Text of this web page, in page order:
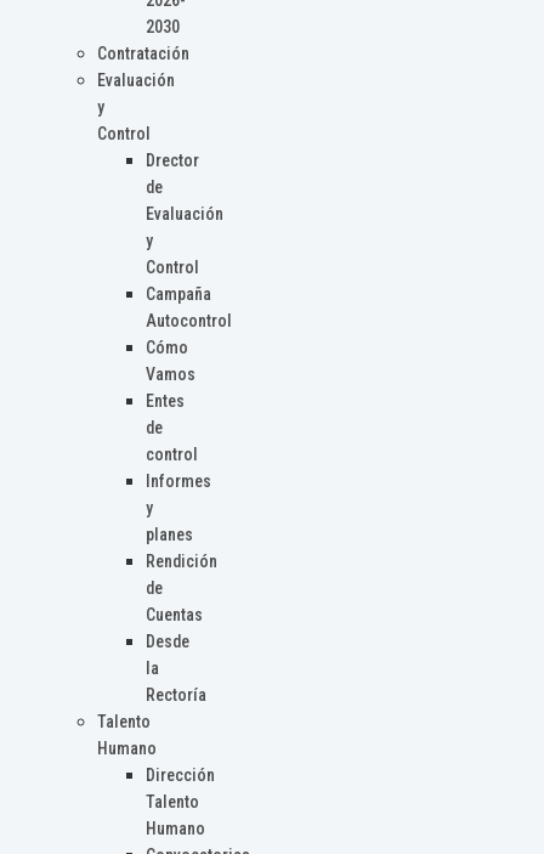
2030
Contratación
Evaluación
y
Control
Drector
de
Evaluación
y
Control
Campaña
Autocontrol
Cómo
Vamos
Entes
de
control
Informes
y
planes
Rendición
de
Cuentas
Desde
la
Rectoría
Talento
Humano
Dirección
Talento
Humano